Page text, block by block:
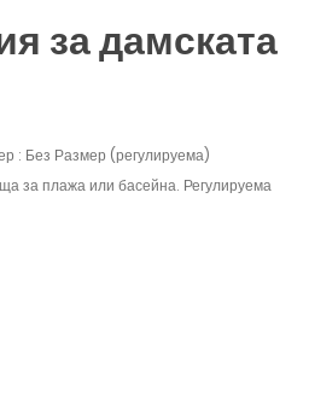
за дамската
: Без Размер (регулируема)
за плажа или басейна. Регулируема